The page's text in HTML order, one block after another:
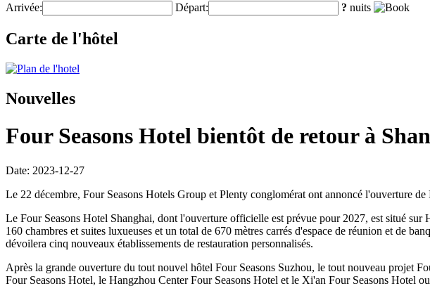
Arrivée:
Départ: ? nuits
Carte de l'hôtel
Nouvelles
Four Seasons Hotel bientôt de retour à
Date: 2023-12-27
Le 22 décembre, Four Seasons Hotels Group et Plenty conglomérat ont annoncé l'ouverture de
Le Four Seasons Hotel Shanghai, dont l'ouverture officielle est prévue pour 2027, est situé
160 chambres et suites luxueuses et un total de 670 mètres carrés d'espace de réunion et de
dévoilera cinq nouveaux établissements de restauration personnalisés.
Après la grande ouverture du tout nouvel hôtel Four Seasons Suzhou, le tout nouveau projet
Four Seasons Hotel, le Hangzhou Center Four Seasons Hotel et le Xi'an Four Seasons Hotel